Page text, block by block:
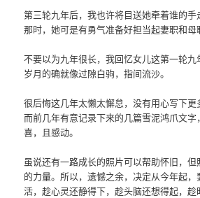
第三轮九年后，我也许将目送她牵着谁的
那时，她可是有勇气准备好担当起妻职和母
不要以为九年很长，我回忆女儿这第一轮九
岁月的确就像过隙白驹，指间流沙。
很后悔这几年太懒太懈怠，没有用心写下更
而前几年有意记录下来的几篇雪泥鸿爪文字
喜，且感动。
虽说还有一路成长的照片可以帮助怀旧，
的力量。所以，遗憾之余，决定从今年起
活，趁心灵还静得下，趁头脑还想得起，